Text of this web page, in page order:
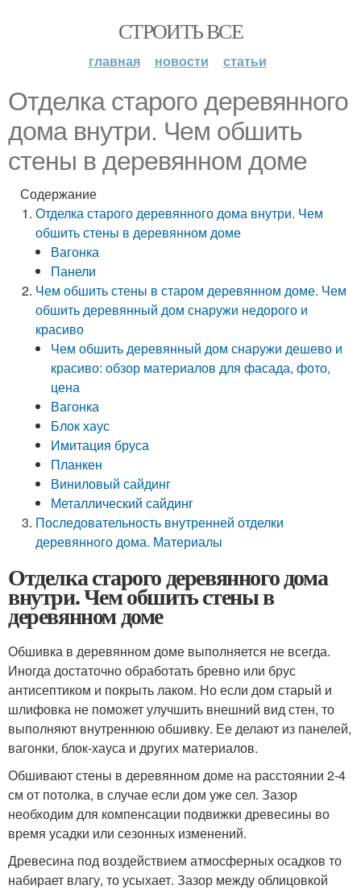
СТРОИТЬ ВСЕ
главная новости статьи
Отделка старого деревянного
дома внутри. Чем обшить
стены в деревянном доме
Содержание
Отделка старого деревянного дома внутри. Чем
обшить стены в деревянном доме
Вагонка
Панели
Чем обшить стены в старом деревянном доме. Чем
обшить деревянный дом снаружи недорого и
красиво
Чем обшить деревянный дом снаружи дешево и
красиво: обзор материалов для фасада, фото,
цена
Вагонка
Блок хаус
Имитация бруса
Планкен
Виниловый сайдинг
Металлический сайдинг
Последовательность внутренней отделки
деревянного дома. Материалы
Отделка старого деревянного дома
внутри. Чем обшить стены в
деревянном доме
Обшивка в деревянном доме выполняется не всегда.
Иногда достаточно обработать бревно или брус
антисептиком и покрыть лаком. Но если дом старый и
шлифовка не поможет улучшить внешний вид стен, то
выполняют внутреннюю обшивку. Ее делают из панелей,
вагонки, блок-хауса и других материалов.
Обшивают стены в деревянном доме на расстоянии 2-4
см от потолка, в случае если дом уже сел. Зазор
необходим для компенсации подвижки древесины во
время усадки или сезонных изменений.
Древесина под воздействием атмосферных осадков то
набирает влагу, то усыхает. Зазор между облицовкой